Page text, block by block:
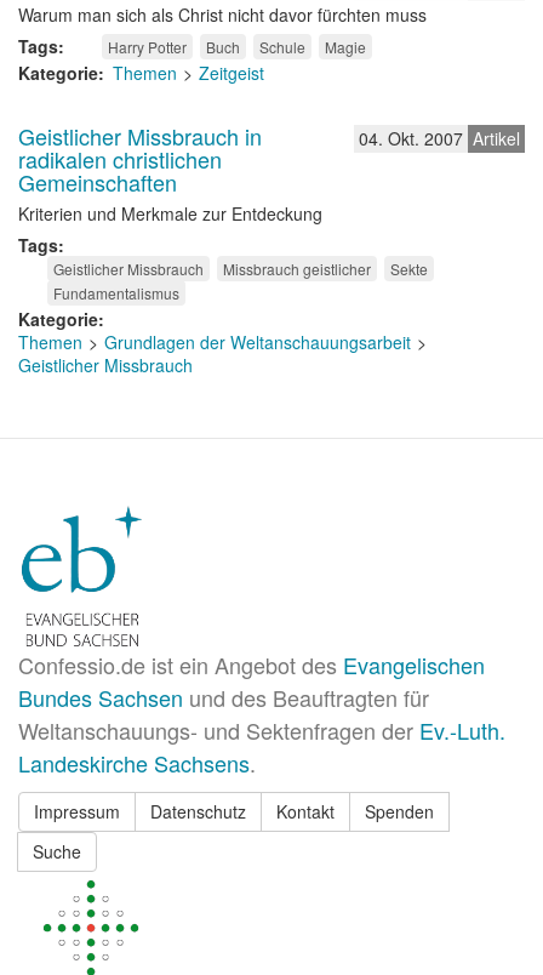
Warum man sich als Christ nicht davor fürchten muss
Tags
Harry Potter Buch Schule Magie
Kategorie Themen Zeitgeist
Artikel
04. Okt. 2007
Geistlicher Missbrauch in
radikalen christlichen
Gemeinschaften
Kriterien und Merkmale zur Entdeckung
Tags
Geistlicher Missbrauch Missbrauch geistlicher
Sekte
Fundamentalismus
Kategorie
Themen
Grundlagen der Weltanschauungsarbeit
Geistlicher Missbrauch
Confessio.de ist ein Angebot des Evangelischen
Bundes Sachsen und des Beauftragten für
Weltanschauungs- und Sektenfragen der Ev.-Luth.
Landeskirche Sachsens.
Impressum Datenschutz Kontakt
Spenden
Suche